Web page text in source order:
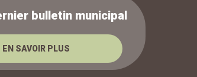
bulletin municipal
EN SAVOIR PLUS